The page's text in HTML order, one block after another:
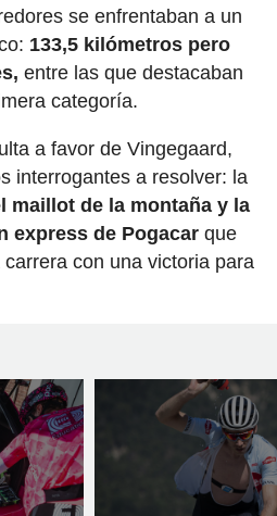
se enfrentaban a un
133,5 kilómetros pero
entre las que destacaban
categoría.
a favor de Vingegaard,
interrogantes a resolver: la
maillot de la montaña y la
express de Pogacarque
con una victoria para